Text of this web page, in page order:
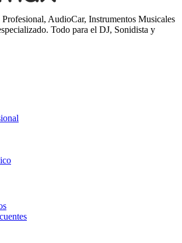
AudioCar, Instrumentos Musicales
Todo para el DJ, Sonidista y